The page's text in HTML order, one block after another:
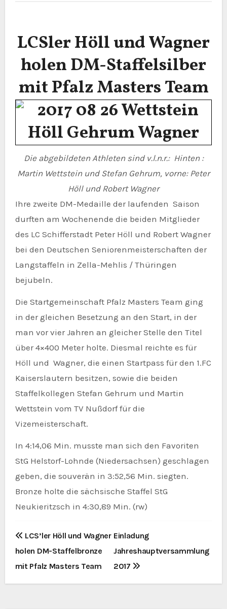
LCSler Höll und Wagner
holen DM-Staffelsilber
mit Pfalz Masters Team
Die abgebildeten Athleten sind v.l.n.r.: Hinten :
Martin Wettstein und Stefan Gehrum, vorne: Peter
Höll und Robert Wagner
Ihre zweite DM-Medaille der laufenden Saison
durften am Wochenende die beiden Mitglieder
des LC Schifferstadt Peter Höll und Robert Wagner
bei den Deutschen Seniorenmeisterschaften der
Langstaffeln in Zella-Mehlis / Thüringen
bejubeln.
Die Startgemeinschaft Pfalz Masters Team ging
in der gleichen Besetzung an den Start, in der
man vor vier Jahren an gleicher Stelle den Titel
über 4×400 Meter holte. Diesmal reichte es für
Höll und Wagner, die einen Startpass für den 1.FC
Kaiserslautern besitzen, sowie die beiden
Staffelkollegen Stefan Gehrum und Martin
Wettstein vom TV Nußdorf für die
Vizemeisterschaft.
In 4:14,06 Min. musste man sich den Favoriten
StG Helstorf-Lohnde (Niedersachsen) geschlagen
geben, die souverän in 3:52,56 Min. siegten.
Bronze holte die sächsische Staffel StG
Neukieritzsch in 4:30,89 Min. (rw)
B
e
i
LCS’ler Höll und Wagner
holen DM-Staffelbronze
mit Pfalz Masters Team
Einladung
Jahreshauptversammlung
2017